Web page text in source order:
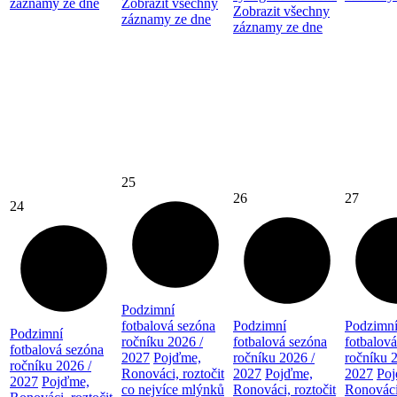
záznamy ze dne
Zobrazit všechny
záznamy ze dne
24
Podzimní
fotbalová sezóna
ročníku 2026 /
2027 Pojďme,
25
Podzimní
fotbalová sezóna
ročníku 2026 /
2027 Pojďme,
Ronováci, roztočit
co nejvíce mlýnků
26
Podzimní
fotbalová sezóna
ročníku 2026 /
2027 Pojďme,
Ronováci, roztočit
27
Podzimní
ročníku
2027